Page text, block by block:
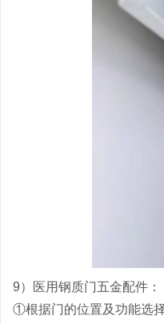
9）医用钢质门五金配件：
①根据门的位置及功能选